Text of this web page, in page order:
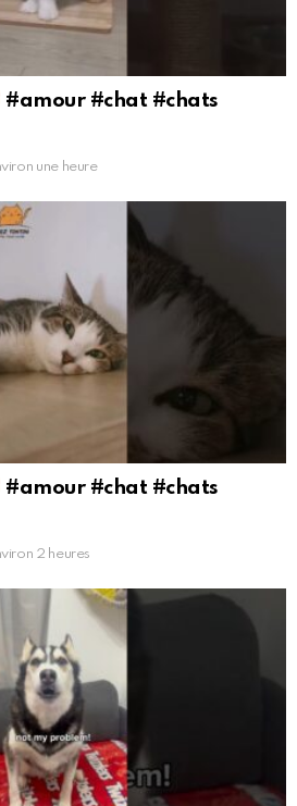
#amour #chat #chats
une heure
#amour #chat #chats
2 heures